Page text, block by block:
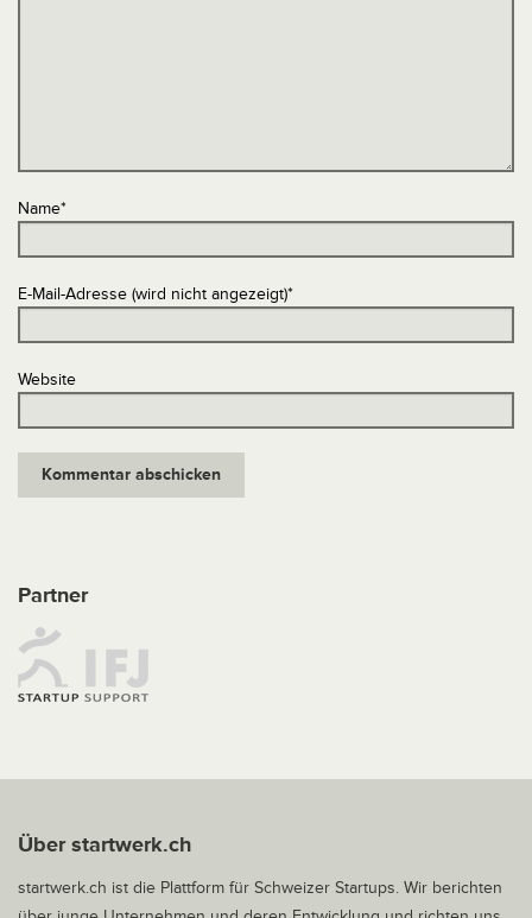
Name*
E-Mail-Adresse (wird nicht angezeigt)*
Website
Partner
Über startwerk.ch
startwerk.ch ist die Plattform für Schweizer Startups. Wir berichten